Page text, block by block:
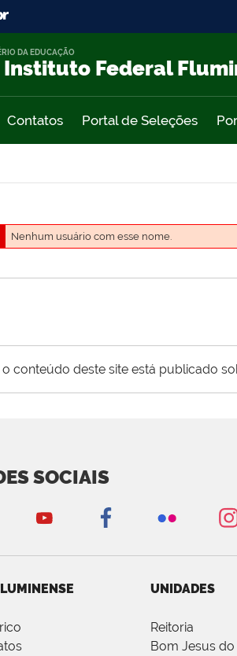
Instituto Federal
DA EDUCAÇÃO
Contatos Portal de Seleções
Nenhum usuário com esse nome.
conteúdo deste site está publicado
SOCIAIS
UNIDADES
Reitoria
Bom Jesus do